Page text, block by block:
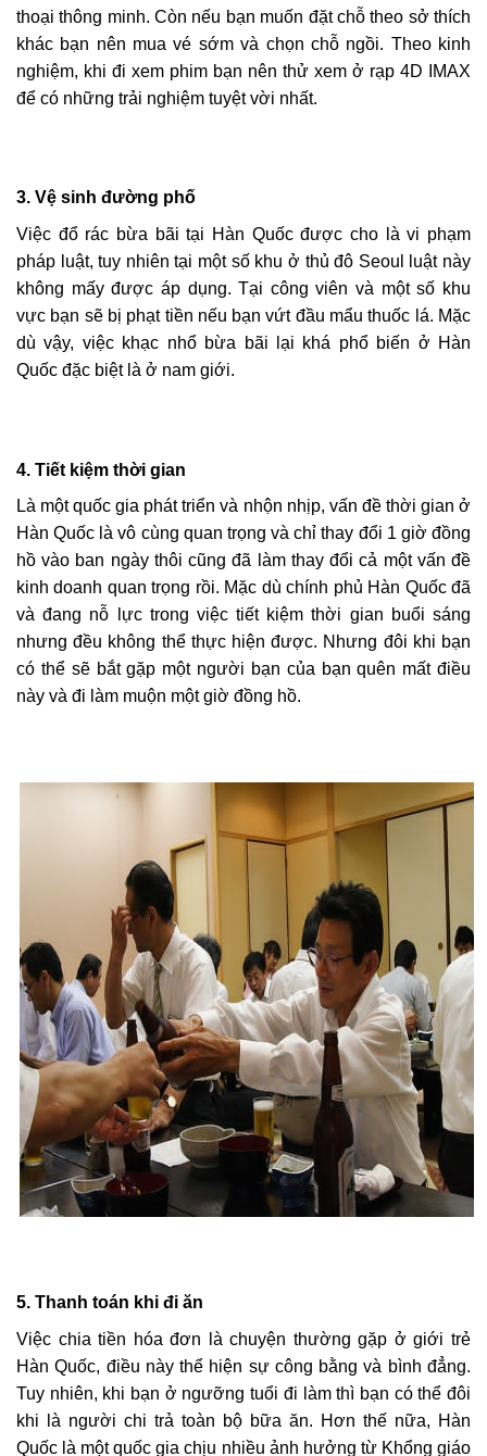
thoại thông minh. Còn nếu bạn muốn đặt chỗ theo sở thích
khác bạn nên mua vé sớm và chọn chỗ ngồi. Theo kinh
nghiệm, khi đi xem phim bạn nên thử xem ở rạp 4D IMAX
để có những trải nghiệm tuyệt vời nhất.
3. Vệ sinh đường phố
Việc đổ rác bừa bãi tại Hàn Quốc được cho là vi phạm
pháp luật, tuy nhiên tại một số khu ở thủ đô Seoul luật này
không mấy được áp dụng. Tại công viên và một số khu
vực bạn sẽ bị phạt tiền nếu bạn vứt đầu mẩu thuốc lá. Mặc
dù vậy, việc khạc nhổ bừa bãi lại khá phổ biến ở Hàn
Quốc đặc biệt là ở nam giới.
4. Tiết kiệm thời gian
Là một quốc gia phát triển và nhộn nhịp, vấn đề thời gian ở
Hàn Quốc là vô cùng quan trọng và chỉ thay đổi 1 giờ đồng
hồ vào ban ngày thôi cũng đã làm thay đổi cả một vấn đề
kinh doanh quan trọng rồi. Mặc dù chính phủ Hàn Quốc đã
và đang nỗ lực trong việc tiết kiệm thời gian buổi sáng
nhưng đều không thể thực hiện được. Nhưng đôi khi bạn
có thể sẽ bắt gặp một người bạn của bạn quên mất điều
này và đi làm muộn một giờ đồng hồ.
5. Thanh toán khi đi ăn
Việc chia tiền hóa đơn là chuyện thường gặp ở giới trẻ
Hàn Quốc, điều này thể hiện sự công bằng và bình đẳng.
Tuy nhiên, khi bạn ở ngưỡng tuổi đi làm thì bạn có thể đôi
khi là người chi trả toàn bộ bữa ăn. Hơn thế nữa, Hàn
Quốc là một quốc gia chịu nhiều ảnh hưởng từ Khổng giáo